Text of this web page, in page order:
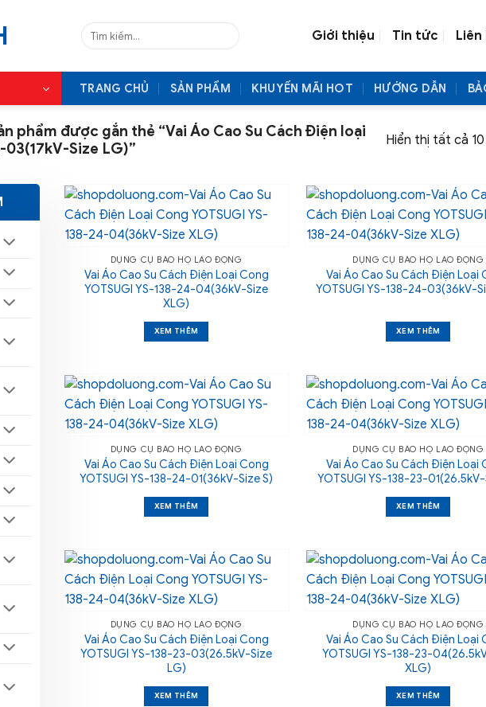
Tìm
kiếm:
Giới thiệu Tin tức Liên
TRANG CHỦ SẢN PHẨM KHUYẾN MÃI HOT HƯỚNG DẪN
phẩm được gắn thẻ “Vai Áo Cao Su Cách Điện loại
03(17kV-Size LG)”
Hiển thị tất cả
DỤNG CỤ BẢO HỘ LAO ĐỘNG
Vai Áo Cao Su Cách Điện Loại Cong
YOTSUGI YS-138-24-04(36kV-Size
XLG)
XEM THÊM
DỤNG CỤ BẢO HỘ LAO ĐỘNG
Vai Áo Cao Su Cách Điện Loại
YOTSUGI YS-138-24-03(36kV-
XEM THÊM
DỤNG CỤ BẢO HỘ LAO ĐỘNG
Vai Áo Cao Su Cách Điện Loại Cong
YOTSUGI YS-138-24-01(36kV-Size S)
XEM THÊM
DỤNG CỤ BẢO HỘ LAO ĐỘNG
Vai Áo Cao Su Cách Điện Loại
YOTSUGI YS-138-23-01(26.5kV-
XEM THÊM
DỤNG CỤ BẢO HỘ LAO ĐỘNG
Vai Áo Cao Su Cách Điện Loại Cong
YOTSUGI YS-138-23-03(26.5kV-Size
LG)
XEM THÊM
DỤNG CỤ BẢO HỘ LAO ĐỘNG
Vai Áo Cao Su Cách Điện Loại
YOTSUGI YS-138-23-
XLG)
XEM THÊM